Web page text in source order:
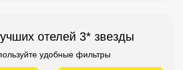
отелей 3* звезды
удобные фильтры